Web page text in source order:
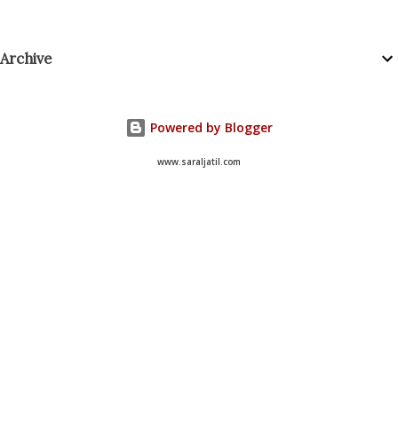
o
Archive
Powered by Blogger
www.saraljatil.com